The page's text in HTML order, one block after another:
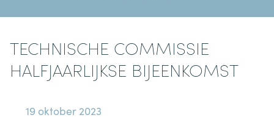
TECHNISCHE COMMISSIE
HALFJAARLIJKSE BIJEENKOMST
19 oktober 2023